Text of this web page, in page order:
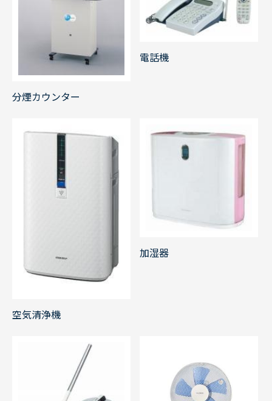
分煙カウンター
電話機
空気清浄機
加湿器